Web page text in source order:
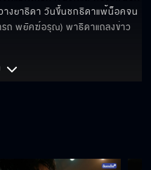
กลับชาติมาเกิดเป็นนักมวยหรือไง
างยาธิดา วันขึ้นชกธิดาแพ้น็อคจน
ถ พยัคฆ์อรุณ) พาธิดาแถลงข่าว